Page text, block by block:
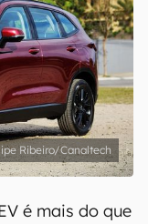
Ribeiro/Canaltech
é mais do que